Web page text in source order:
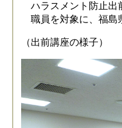
ハラスメント防止出
職員を対象に、福島
（出前講座の様子）